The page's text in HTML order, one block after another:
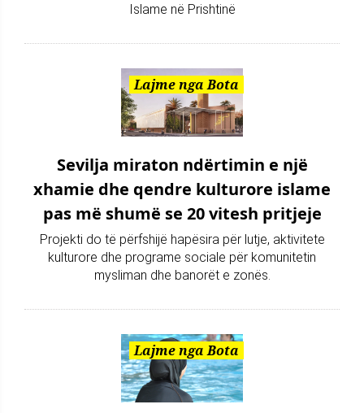
Islame në Prishtinë
Lajme nga Bota
Sevilja miraton ndërtimin e një
xhamie dhe qendre kulturore islame
pas më shumë se 20 vitesh pritjeje
Projekti do të përfshijë hapësira për lutje, aktivitete
kulturore dhe programe sociale për komunitetin
mysliman dhe banorët e zonës.
Lajme nga Bota